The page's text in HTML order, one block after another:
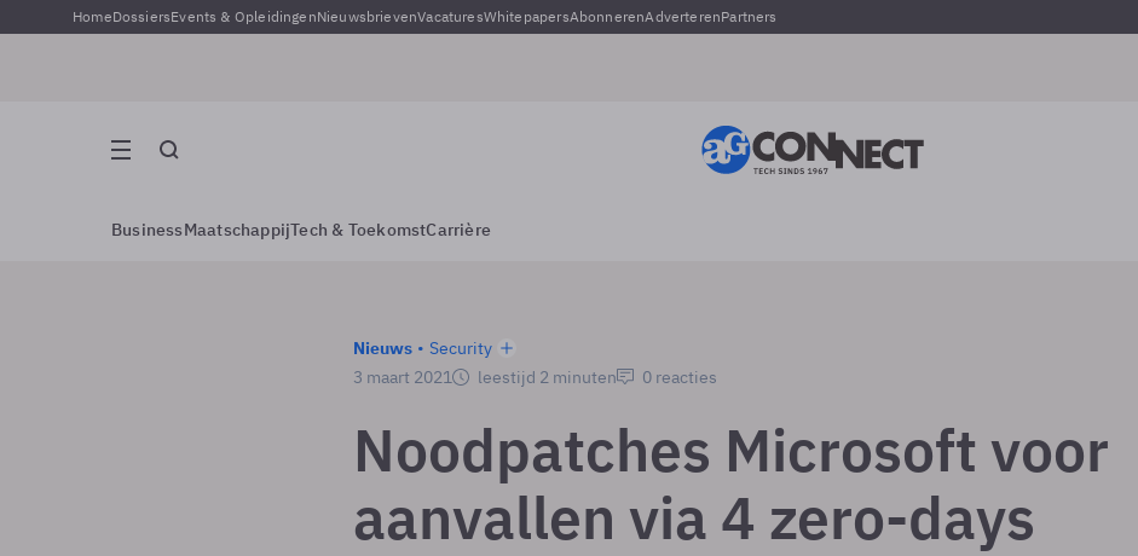
HomeDossiersEvents & OpleidingenNieuwsbrievenVacaturesWhitepapersAbonnerenAdverterenPartners
BusinessMaatschappijTech & ToekomstCarrière
Nieuws
Security
3 maart 2021
leestijd 2 minuten 0 reacties
Noodpatches Microsoft voor
aanvallen via 4 zero-days